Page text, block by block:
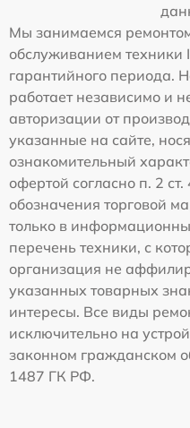
Мы занимаемся
обслуживанием техники
гарантийного периода.
работает независимо и
авторизации от
указанные на сайте,
ознакомительный
офертой согласно п. 2
обозначения торговой
только в
перечень техники, с
организация не
указанных товарных
интересы. Все виды
исключительно на
законном гражданском
1487 ГК РФ.